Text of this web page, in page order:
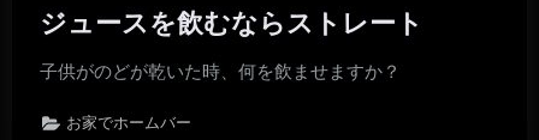
ジュースを飲むならストレート
子供がのどが乾いた時、何を飲ませますか？
お家でホームバー